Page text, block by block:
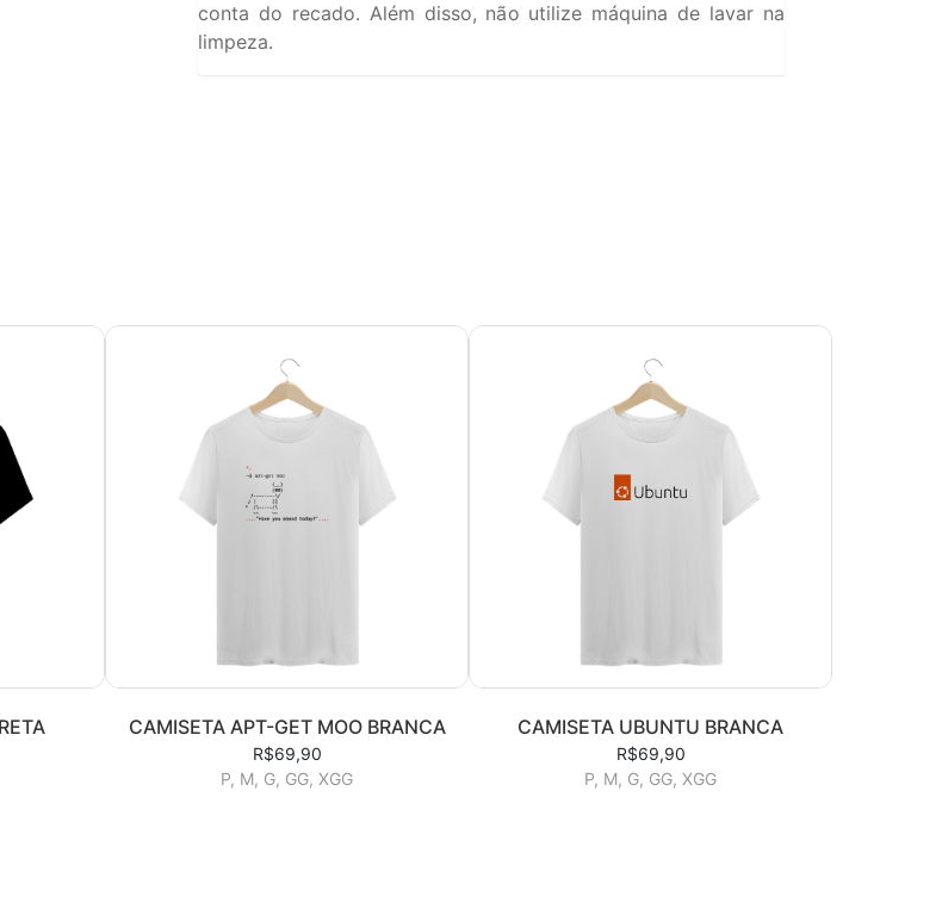
conta do recado. Além disso, não utilize máquina de lavar na
limpeza.
CAMISETA APT-GET MOO BRANCA
R$69,90
P, M, G, GG, XGG
CAMISETA UBUNTU BRANCA
R$69,90
P, M, G, GG, XGG